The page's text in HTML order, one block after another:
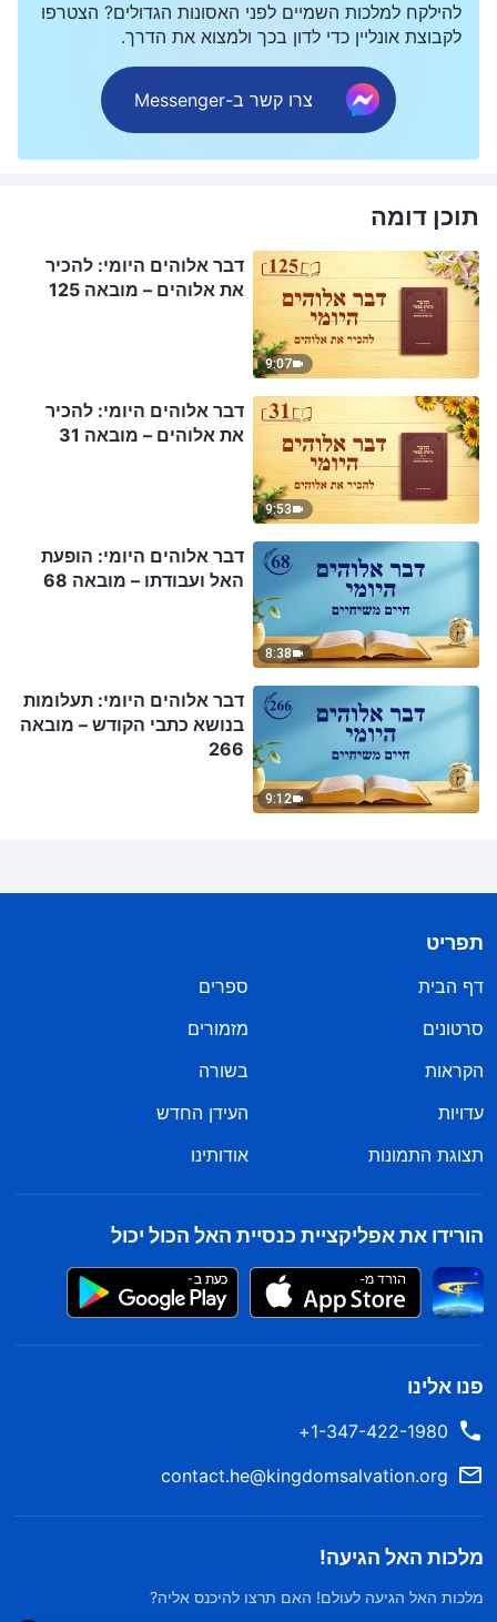
להילקח למלכות השמיים לפני האסונות הגדולים? הצטרפו
לקבוצת אונליין כדי לדון בכך ולמצוא את הדרך.
צרו קשר ב-Messenger
תוכן דומה
9:07
דבר אלוהים היומי: להכיר
את אלוהים – מובאה 125
9:53
דבר אלוהים היומי: להכיר
את אלוהים – מובאה 31
8:38
דבר אלוהים היומי: הופעת
האל ועבודתו – מובאה 68
9:12
דבר אלוהים היומי: תעלומות
בנושא כתבי הקודש – מובאה
266
תפריט
דף הבית
ספרים
סרטונים
מזמורים
הקראות
בשורה
עדויות
העידן החדש
תצוגת התמונות
אודותינו
הורידו את אפליקציית כנסיית האל הכול יכול
פנו אלינו
1-347-422-1980+
contact.he@kingdomsalvation.org
מלכות האל הגיעה!
מלכות האל הגיעה לעולם! האם תרצו להיכנס אליה?